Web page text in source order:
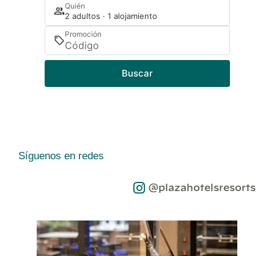
Quién
2 adultos · 1 alojamiento
Promoción
Buscar
Síguenos en redes
@plazahotelsresorts